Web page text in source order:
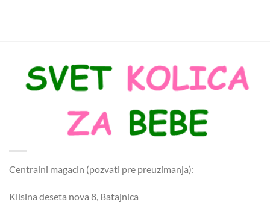
Centralni magacin (pozvati pre preuzimanja):
Klisina deseta nova 8, Batajnica